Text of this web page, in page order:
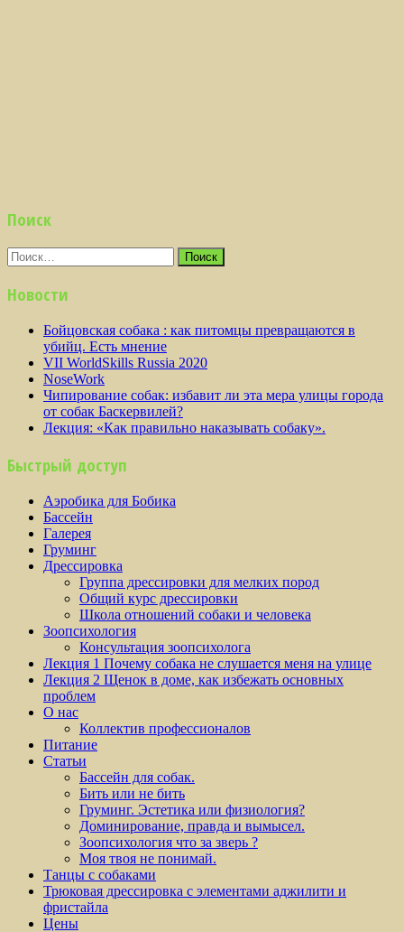
Поиск
Найти:
Новости
Бойцовская собака : как питомцы превращаются в
убийц. Есть мнение
VII WorldSkills Russia 2020
NoseWork
Чипирование собак: избавит ли эта мера улицы города
от собак Баскервилей?
Лекция: «Как правильно наказывать собаку».
Быстрый доступ
Аэробика для Бобика
Бассейн
Галерея
Груминг
Дрессировка
Группа дрессировки для мелких пород
Общий курс дрессировки
Школа отношений собаки и человека
Зоопсихология
Консультация зоопсихолога
Лекция 1 Почему собака не слушается меня на улице
Лекция 2 Щенок в доме, как избежать основных
проблем
О нас
Коллектив профессионалов
Питание
Статьи
Бассейн для собак.
Бить или не бить
Груминг. Эстетика или физиология?
Доминирование, правда и вымысел.
Зоопсихология что за зверь ?
Моя твоя не понимай.
Танцы с собаками
Трюковая дрессировка с элементами аджилити и
фристайла
Цены